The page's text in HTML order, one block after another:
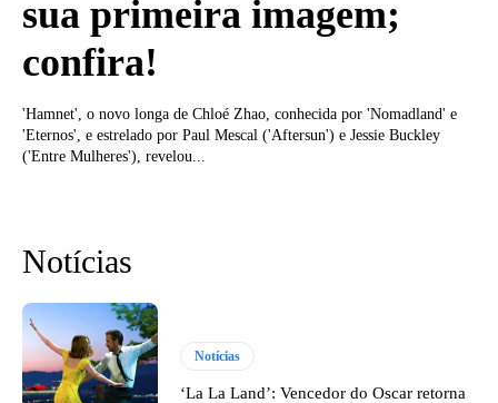
sua primeira imagem;
confira!
'Hamnet', o novo longa de Chloé Zhao, conhecida por 'Nomadland' e
'Eternos', e estrelado por Paul Mescal ('Aftersun') e Jessie Buckley
('Entre Mulheres'), revelou...
Notícias
Notícias
‘La La Land’: Vencedor do Oscar retorna